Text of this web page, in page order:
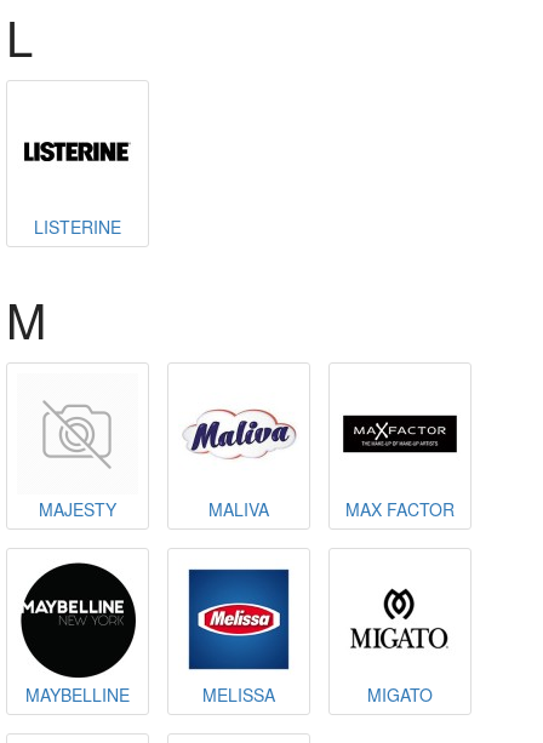
L
LISTERINE
M
MAJESTY MALIVA MAX FACTOR
MAYBELLINE MELISSA MIGATO